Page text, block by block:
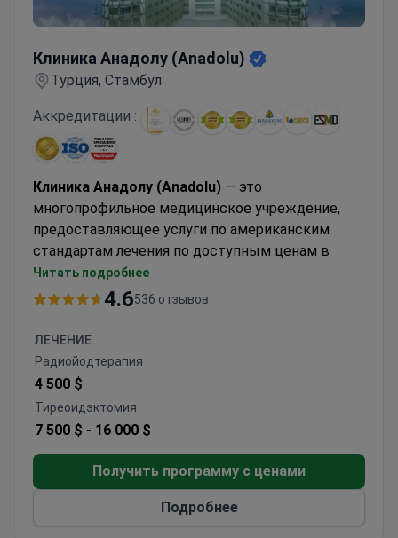
Клиника Анадолу (Anadolu)
Турция, Стамбул
Аккредитации :
Клиника Анадолу (Anadolu) — это
многопрофильное медицинское учреждение,
предоставляющее услуги по американским
стандартам лечения по доступным ценам в
Стамбуле (Турция). Anadolu Medical Center
сотрудничает с госпиталем Джонса Хопкинса,
Онкология, гемоонкология, урология,
нейрохирургия, женское здоровье, ЭКО и
комплексные чек-апы являются основными
направлениями работы Анадолу (Anadolu).
Медицинский центр входит в ТОП-10 лучших
Alliance (MTQUA), международной организации,
которая продвигает высокие стандарты
медицинского обслуживания для медицинских
туристов.
Читать подробнее
4.6536 отзывов
ЛЕЧЕНИЕ
Радиойодтерапия
4 500 $
Тиреоидэктомия
7 500 $ - 16 000 $
Получить программу с ценами
Подробнее